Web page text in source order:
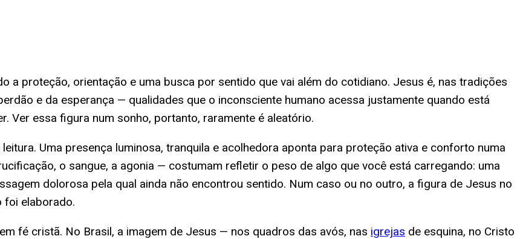
a proteção, orientação e uma busca por sentido que vai além do cotidiano. Jesus é, nas tradições
e da esperança — qualidades que o inconsciente humano acessa justamente quando está
Ver essa figura num sonho, portanto, raramente é aleatório.
Uma presença luminosa, tranquila e acolhedora aponta para proteção ativa e conforto numa
o sangue, a agonia — costumam refletir o peso de algo que você está carregando: uma
dolorosa pela qual ainda não encontrou sentido. Num caso ou no outro, a figura de Jesus no
foi elaborado.
fé cristã. No Brasil, a imagem de Jesus — nos quadros das avós, nas igrejas de esquina, no Cristo